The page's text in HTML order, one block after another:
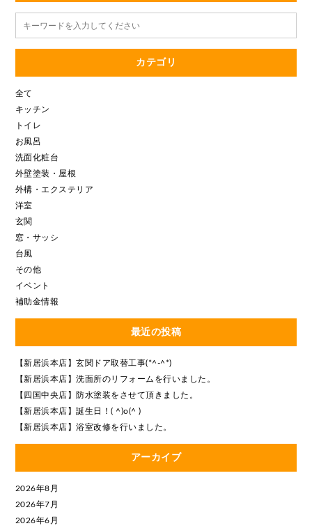
カテゴリ
全て
キッチン
トイレ
お風呂
洗面化粧台
外壁塗装・屋根
外構・エクステリア
洋室
玄関
窓・サッシ
台風
その他
イベント
補助金情報
最近の投稿
【新居浜本店】玄関ドア取替工事(*^-^*)
【新居浜本店】洗面所のリフォームを行いました。
【四国中央店】防水塗装をさせて頂きました。
【新居浜本店】誕生日！( ^)o(^ )
【新居浜本店】浴室改修を行いました。
アーカイブ
2026年8月
2026年7月
2026年6月